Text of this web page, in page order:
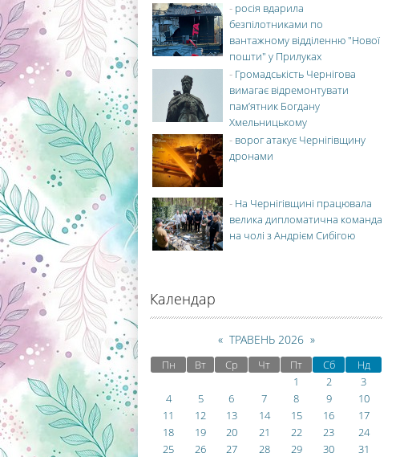
- росія вдарила
безпілотниками по
вантажному відділенню "Нової
пошти" у Прилуках
- Громадськість Чернігова
вимагає відремонтувати
пам’ятник Богдану
Хмельницькому
- ворог атакує Чернігівщину
дронами
- На Чернігівщині працювала
велика дипломатична команда
на чолі з Андрієм Сибігою
Календар
« ТРАВЕНЬ 2026 »
Пн Вт Ср Чт Пт Сб
Нд
1
2
3
4
5 6 7 8 9
10
11
12 13 14 15 16
17
18
19 20 21 22 23
24
25
26 27 28 29 30 31